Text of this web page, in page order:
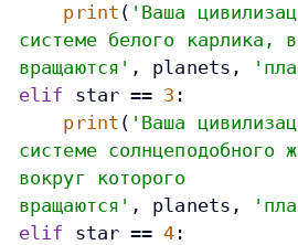
print ( 'Ваша
системе белого карлика,
вращаются' , planets,
elif star == 3 :
print ( 'Ваша
системе солнцеподобного
вокруг которого
вращаются' , planets,
elif star == 4 :